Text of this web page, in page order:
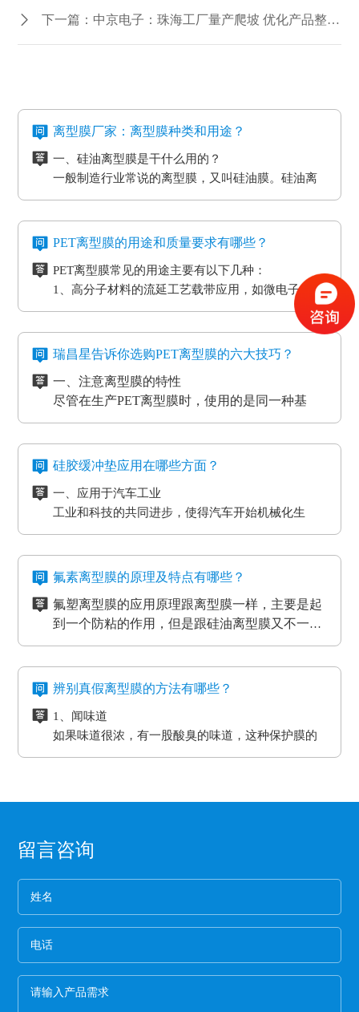
下一篇：中京电子：珠海工厂量产爬坡 优化产品整体结构
离型膜厂家：离型膜种类和用途？
一、硅油离型膜是干什么用的？
一般制造行业常说的离型膜，又叫硅油膜。硅油离
型膜应用分成两类：模切制造行业的应用和石墨制
具备离型力匀称平稳、等特点，还可以按客户标准
氟素离型膜别称氟塑离型膜。这类离型膜是由表层
性。相对于硅胶带，具备优质的剥离特性。氟素离
型膜主要是应用于高温胶带、金手指复合模切加工
工艺。
三、非硅离型膜是干什么用的？
非硅离型膜的适用范围有热溶胶、HC的转印纸、微
粘胶以及微粘胶保护膜生产加工用离型膜。除此之
外，因其剥离力较重，在生产加工极其细微的构件
时，能够 具有很好的避免 离型膜挪动或掉下来的功
四、防静电离型膜是干什么用的？
在信息时代，电磁波会对没经屏蔽掉的敏感度电子
的影响，导致数据信息失真、通讯混乱。而电流的
磁效应和磨擦产生的静电感应对各种各样敏感元
电积累产生髙压放电，其严重后果将是毁灭性的，
因此防静电离型膜也很重要。
PET离型膜的用途和质量要求有哪些？
PET离型膜常见的用途主要有以下几种：
1、高分子材料的流延工艺载带应用，如微电子元器
件
3、各种多层印刷线路板行业的层压工艺应用
5、PCB/PCL应用
6、光电模切冲型行业应用
PET离型膜的质量要求也不一样：
如普通模切冲型对PET离型膜的要求是厚度均匀剥离
力稳定。
要求。
高分子材料在耐温性的同时还要考虑到耐化学试剂
应等。
瑞昌星告诉你选购PET离型膜的六大技巧？
一、注意离型膜的特性
尽管在生产PET离型膜时，使用的是同一种基
材，但是使用不一样的离型剂，就会得到不一样
重。
尽管每个品牌的离型膜在价格上都会有一些差
所以要想得到物美价廉的离型膜，就要对多个品
牌的产品进行比较，在材质、工艺、质量等方面
都相同的情况下选择性价比最高的离型膜。
三、看使用情况
购买离型膜的目的是为了发挥其性能，满足使用
需求。质量再好的离型膜若使用在不正确的地
方，其性能也不能得到更好的发挥。
四、看生产厂家
一般品牌大、评价高的正规PET离型膜生产厂家
而且生产规模也比较大，因而具有一定的基础
性、技术性和规模性。
五、看产品价格
不同品牌、不同厂家的PET离型膜在其价格上都
会有些差异，而且国内的与进口的离型膜在其价
格上也会有很大的差异。
六、注意离型膜的使用范围
企业选购离型膜的主要目的就是为了满足产品的
生产需要，所以一定要根据离型膜的使用范围来
进行选择，要确保能够符合企业产品的生产要
硅胶缓冲垫应用在哪些方面？
一、应用于汽车工业
工业和科技的共同进步，使得汽车开始机械化生
产。在汽车工厂当中，数条流水线之间分布着许许
摩擦和损耗，所以经常会在机器的连接处使用缓冲
机器，减小损耗。
物流装卸货的过程中会格外重视运输货物的完整
能导致物品损坏。而目前市场上最受欢迎的缓冲垫
具有弹性好、质地紧密、耐高温以及抗冲力强的特
点，用在物流装卸平台上可以起到保护货物的作
用。
三、应用于热压机强化过程
想让地板、木门和家具更耐用，就需要使用热压机
强化。而在这个过程中也需要缓冲垫。缓冲垫会装
在模板和热压板之间，起到均匀传递热压板工作温
度和工作压力的作用。而且使用缓冲垫还可以使纸
的效果。另外硅胶缓冲垫还可以保护模板、弥补压
板误差保证热压机的正常工作。
氟素离型膜的原理及特点有哪些？
氟塑离型膜的应用原理跟离型膜一样，主要是起
到一个防粘的作用，但是跟硅油离型膜又不一
样，氟在氟塑离型膜里面是以一种氟化物的形式
在耐高温胶带的基材分很多种（PET,聚酰亚胺）
硅胶的胶水跟硅油离型膜同属矽利康的类别，时
间长了会产生各方面的反应就是贴死。
氟塑离型膜主要应用于高温胶，硅胶双面胶贴
等；模切加工成其它任何形状，用于一些特殊用
氟素离型膜的特点：
耐湿性，防潮、防油，起到产品的隔离作用。
二、良好的耐高温性能、平滑度和强度。
三、氟塑离型膜可以防止预浸料粘连，又可以保
辨别真假离型膜的方法有哪些？
1、闻味道
如果味道很浓，有一股酸臭的味道，这种保护膜的
保持力非常差。
保护膜按照常规就应该卷得整齐，这样的保护膜没
概率非常高,强度差。
膜硬的保护膜一般都比较次，而且由于膜厚，实际
米数会减少。好的保护膜所选用的薄膜都比较柔
留言咨询